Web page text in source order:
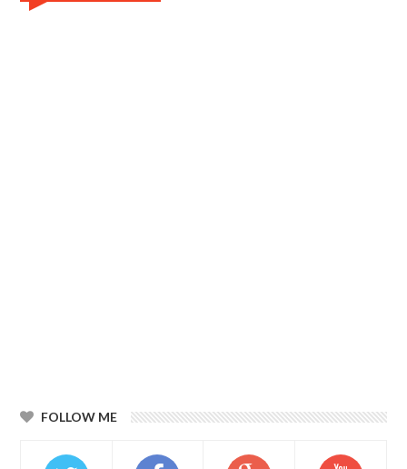
FOLLOW ME